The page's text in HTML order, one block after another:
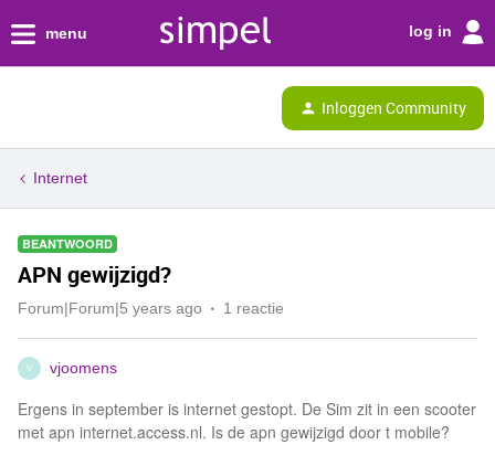
menu log in
Inloggen Community
Internet
BEANTWOORD
APN gewijzigd?
Forum|Forum|5 years ago 1 reactie
V vjoomens
Ergens in september is internet gestopt. De Sim zit in een scooter
met apn internet.access.nl. Is de apn gewijzigd door t mobile?